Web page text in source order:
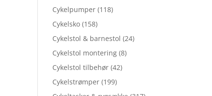
Cykelpumper (118)
Cykelsko (158)
Cykelstol & barnestol (24)
Cykelstol montering (8)
Cykelstol tilbehør (42)
Cykelstrømper (199)